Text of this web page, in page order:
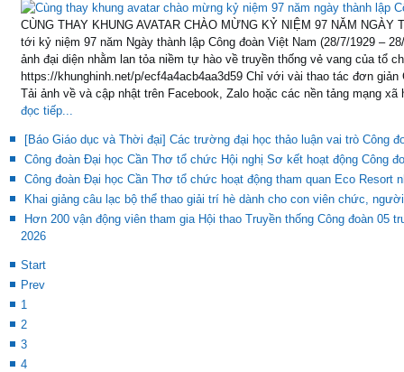
CÙNG THAY KHUNG AVATAR CHÀO MỪNG KỶ NIỆM 97 NĂM
tới kỷ niệm 97 năm Ngày thành lập Công đoàn Việt Nam (28/7/1929 –
ảnh đại diện nhằm lan tỏa niềm tự hào về truyền thống vẻ vang của tổ
https://khunghinh.net/p/ecf4a4acb4aa3d59 Chỉ với vài thao tác đơn
Tải ảnh về và cập nhật trên Facebook, Zalo hoặc các nền tảng mạng xã
đọc tiếp...
[Báo Giáo dục và Thời đại] Các trường đại học thảo luận vai trò Công
Công đoàn Đại học Cần Thơ tổ chức Hội nghị Sơ kết hoạt động Công
Công đoàn Đại học Cần Thơ tổ chức hoạt động tham quan Eco Resort
Khai giảng câu lạc bộ thể thao giải trí hè dành cho con viên chức,
Hơn 200 vận động viên tham gia Hội thao Truyền thống Công đoàn 05
2026
Start
Prev
1
2
3
4